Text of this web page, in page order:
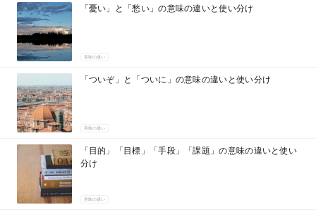
「憂い」と「愁い」の意味の違いと使い分け
意味の違い
「ついぞ」と「ついに」の意味の違いと使い分け
意味の違い
「目的」「目標」「手段」「課題」の意味の違いと使い
分け
意味の違い